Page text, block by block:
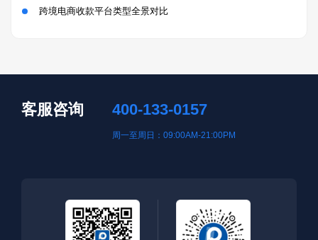
跨境电商收款平台类型全景对比
客服咨询 400-133-0157
周一至周日：09:00AM-21:00PM